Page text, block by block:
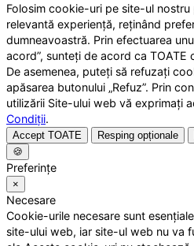
Folosim cookie-uri pe site-ul
relevantă experiență, reținând
dumneavoastră. Prin efectuarea
acord”, sunteți de acord ca
De asemenea, puteți să refuzați
apăsarea butonului „Refuz”. Prin
utilizării Site-ului web vă exprimați
Condiții.
Accept TOATE Resping opționale
🍪
Preferințe
×
Necesare
Cookie-urile necesare sunt
site-ului web, iar site-ul web nu va